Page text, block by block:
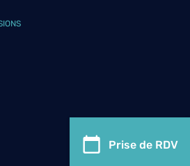
Prise de RDV